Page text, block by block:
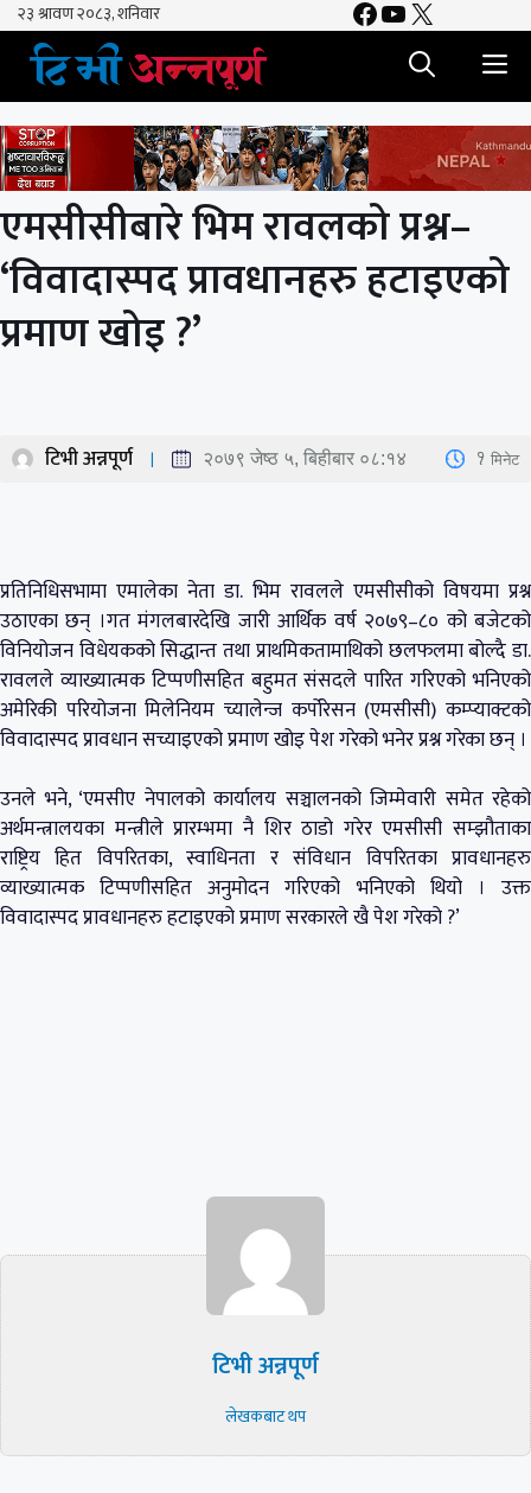
Skip
content
Facebook
YouTube
X
एमसीसीबारे भिम रावलको प्रश्न–
‘विवादास्पद प्रावधानहरु हटाइएको
प्रमाण खोइ ?’
टिभी अन्नपूर्ण २०७९ जेष्ठ ५, बिहीबार ०८:१४ 1 मिनेट
प्रतिनिधिसभामा एमालेका नेता डा. भिम रावलले एमसीसीको विषयमा प्रश्न
उठाएका छन् ।गत मंगलबारदेखि जारी आर्थिक वर्ष २०७९–८० को बजेटको
विनियोजन विधेयकको सिद्धान्त तथा प्राथमिकतामाथिको छलफलमा बोल्दै डा.
रावलले व्याख्यात्मक टिप्पणीसहित बहुमत संसदले पारित गरिएको भनिएको
अमेरिकी परियोजना मिलेनियम च्यालेन्ज कर्पोरेसन (एमसीसी) कम्प्याक्टको
विवादास्पद प्रावधान सच्याइएको प्रमाण खोइ पेश गरेको भनेर प्रश्न गरेका छन् ।
उनले भने, ‘एमसीए नेपालको कार्यालय सञ्चालनको जिम्मेवारी समेत रहेको
अर्थमन्त्रालयका मन्त्रीले प्रारम्भमा नै शिर ठाडो गरेर एमसीसी सम्झौताका
राष्ट्रिय हित विपरितका, स्वाधिनता र संविधान विपरितका प्रावधानहरु
व्याख्यात्मक टिप्पणीसहित अनुमोदन गरिएको भनिएको थियो । उक्त
विवादास्पद प्रावधानहरु हटाइएको प्रमाण सरकारले खै पेश गरेको ?’
टिभी अन्नपूर्ण
लेखकबाट थप